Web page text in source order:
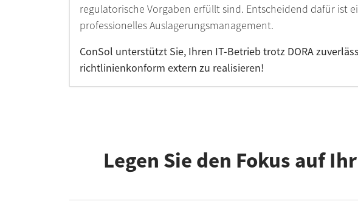
regulatorische Vorgaben erfüllt sind. Entscheidend dafür ist
professionelles Auslagerungsmanagement.
ConSol unterstützt Sie, Ihren IT-Betrieb trotz DORA
richtlinienkonform extern zu realisieren!
Legen Sie den Fokus auf